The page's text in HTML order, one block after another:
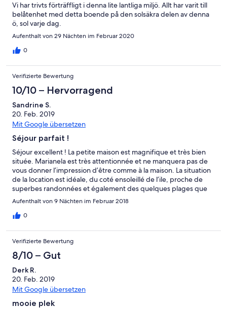
Vi har trivts förträffligt i denna lite lantliga miljö. Allt har varit till
belåtenhet med detta boende på den solsäkra delen av denna
ö, sol varje dag.
Aufenthalt von 29 Nächten im Februar 2020
0
Verifizierte Bewertung
10/10 – Hervorragend
Sandrine S.
20. Feb. 2019
Mit Google übersetzen
Séjour parfait !
Séjour excellent ! La petite maison est magnifique et très bien
située. Marianela est très attentionnée et ne manquera pas de
vous donner l’impression d’être comme à la maison. La situation
de la location est idéale, du coté ensoleillé de l’ile, proche de
superbes randonnées et également des quelques plages que
vous pourrez trouver à La Palma. A recommander sans aucune
¡Gracias por todo Marianela y nos vemos la próxima vez!
Aufenthalt von 9 Nächten im Februar 2018
0
Verifizierte Bewertung
8/10 – Gut
Derk R.
20. Feb. 2019
Mit Google übersetzen
mooie plek